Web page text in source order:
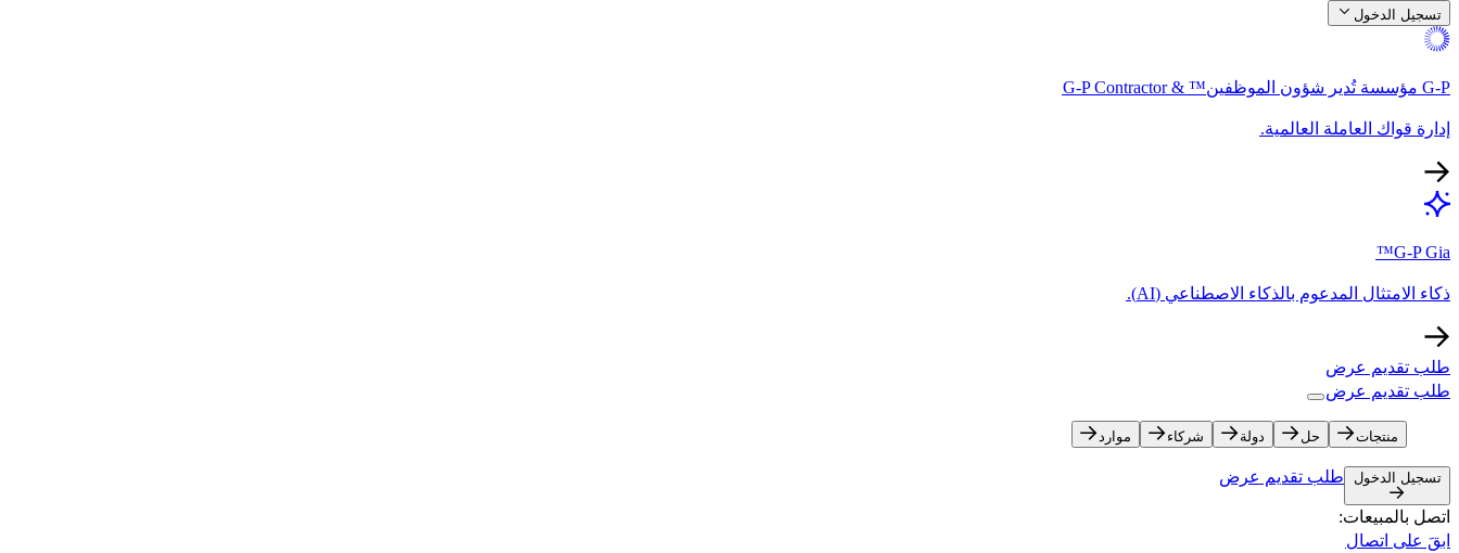
تسجيل الدخول​​
G-P مؤسسة تُدير شؤون الموظفين™ & G-P Contractor​​
إدارة قواك العاملة العالمية.​​
G-P Gia™​​
ذكاء الامتثال المدعوم بالذكاء الاصطناعي (AI).​​
طلب تقديم عرض​​
طلب تقديم عرض​​
منتجات​​ حل​​ دولة​​ شركاء​​ موارد​​
تسجيل الدخول​​ طلب تقديم عرض​​
اتصل بالمبيعات:​​
ابقَ على اتصال​​